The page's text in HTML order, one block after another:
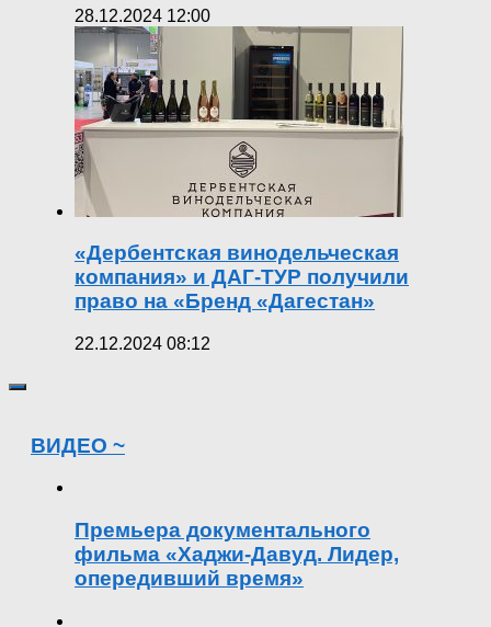
28.12.2024 12:00
«Дербентская винодельческая
компания» и ДАГ-ТУР получили
право на «Бренд «Дагестан»
22.12.2024 08:12
ВИДЕО ~
Премьера документального
фильма «Хаджи-Давуд. Лидер,
опередивший время»